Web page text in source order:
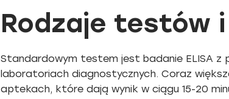
Rodzaje testów
Standardowym testem jest badanie ELISA z
laboratoriach diagnostycznych. Coraz
aptekach, które dają wynik w ciągu 15-20